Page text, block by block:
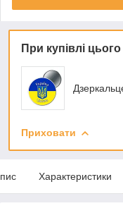
При купівлі
Приховати
Характеристики